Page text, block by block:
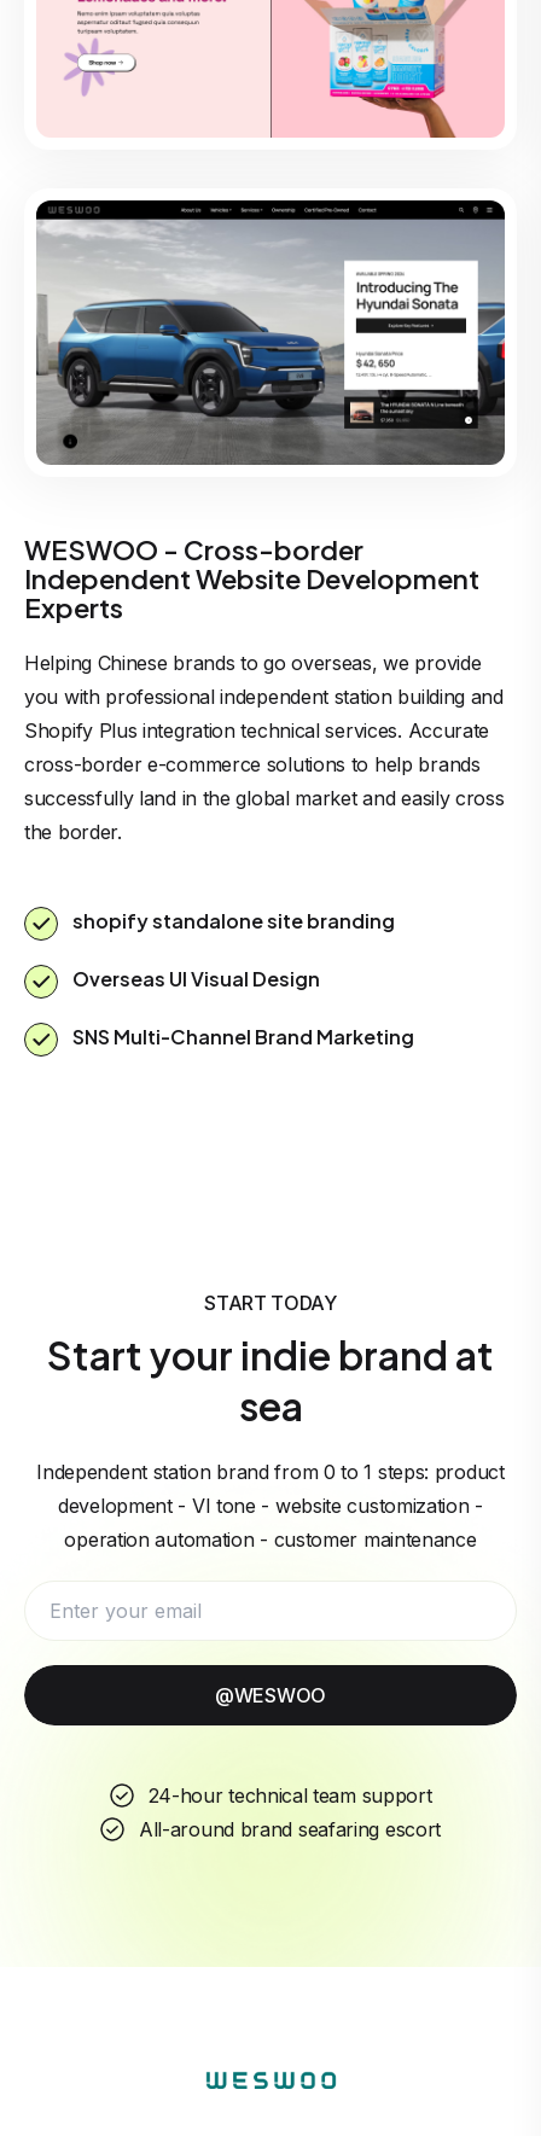
WESWOO - Cross-border
Independent Website Development
Experts
Helping Chinese brands to go overseas, we provide
you with professional independent station building and
Shopify Plus integration technical services. Accurate
cross-border e-commerce solutions to help brands
successfully land in the global market and easily cross
the border.
shopify standalone site branding
Overseas UI Visual Design
SNS Multi-Channel Brand Marketing
START TODAY
Start your indie brand at
sea
Independent station brand from 0 to 1 steps: product
development - VI tone - website customization -
operation automation - customer maintenance
@WESWOO
24-hour technical team support
All-around brand seafaring escort